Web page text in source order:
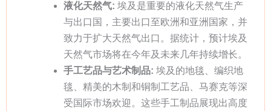
液化天然气: 埃及是重要的液化天然气生产
与出口国，主要出口至欧洲和亚洲国家，并
致力于扩大天然气出口。据统计，预计埃及
天然气市场将在今年及未来几年持续增长。
手工艺品与艺术制品: 埃及的地毯、编织地
毯、精美的木制和铜制工艺品、马赛克等深
受国际市场欢迎。这些手工制品展现出高度